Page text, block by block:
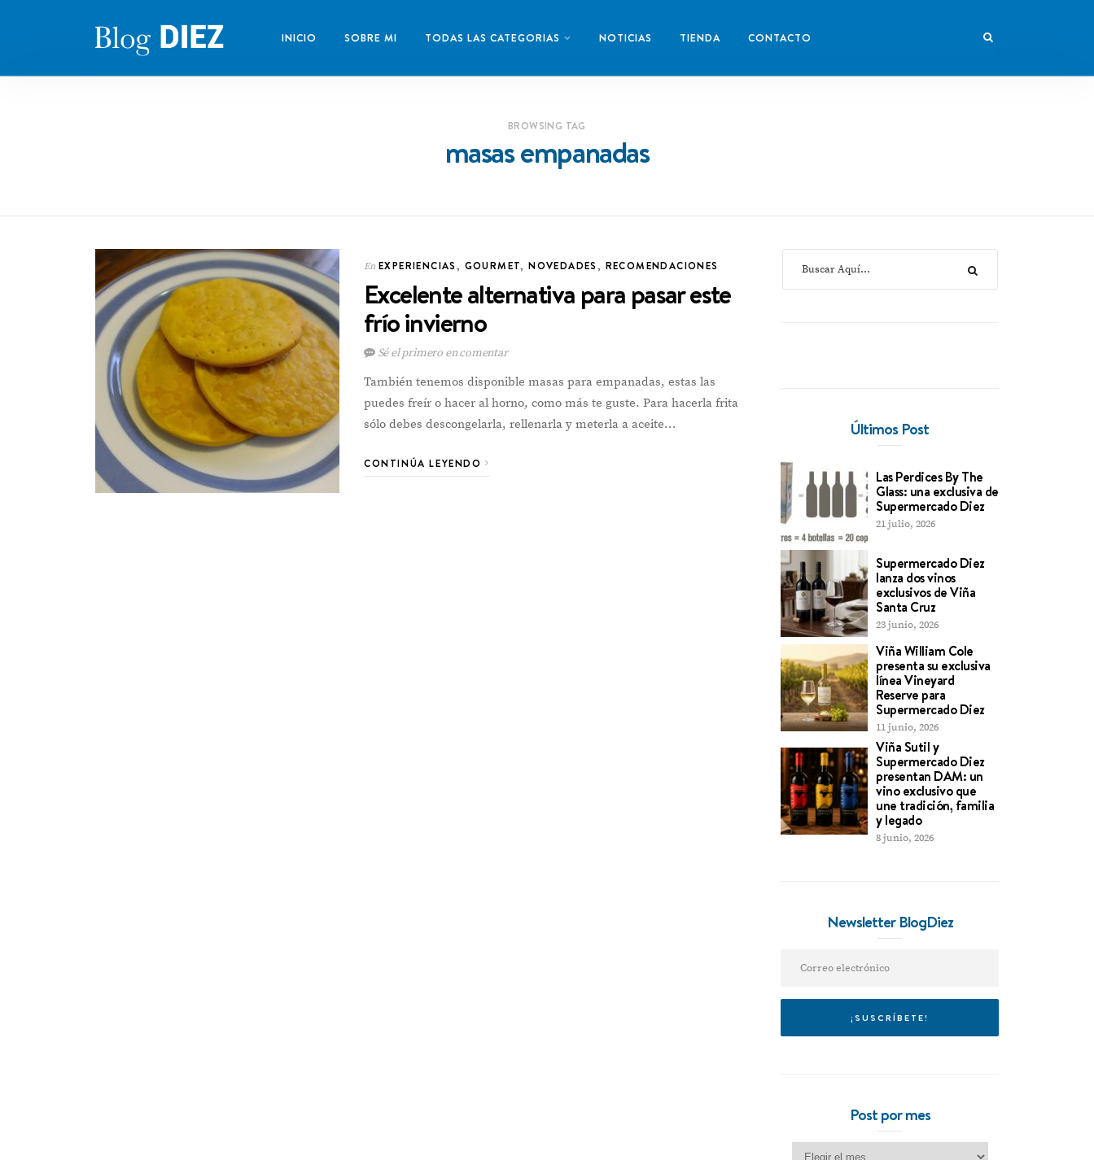
INICIO SOBRE MI TODAS LAS CATEGORIAS NOTICIAS TIENDA CONTACTO
BROWSING TAG
masas empanadas
En EXPERIENCIAS, GOURMET,NOVEDADES, RECOMENDACIONES
Excelente alternativa para pasar este
frío invierno
Sé el primero en comentar
También tenemos disponible masas para empanadas, estas las
puedes freír o hacer al horno, como más te guste. Para hacerla frita
sólo debes descongelarla, rellenarla y meterla a aceite…
CONTINÚA LEYENDO
Últimos Post
Las Perdices By The
Glass: una exclusiva de
Supermercado Diez
21 julio, 2026
Supermercado Diez
lanza dos vinos
exclusivos de Viña
Santa Cruz
23 junio, 2026
Viña William Cole
presenta su exclusiva
línea Vineyard
Reserve para
Supermercado Diez
11 junio, 2026
Viña Sutil y
Supermercado Diez
presentan DAM: un
vino exclusivo que
une tradición, familia
y legado
8 junio, 2026
Newsletter BlogDiez
Post por mes
Post por mes